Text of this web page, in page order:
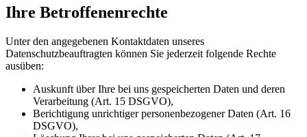
Ihre Betroffenenrechte
Unter den angegebenen Kontaktdaten unseres
Datenschutzbeauftragten können Sie jederzeit folgende Rechte
ausüben:
Auskunft über Ihre bei uns gespeicherten Daten und deren
Verarbeitung (Art. 15 DSGVO),
Berichtigung unrichtiger personenbezogener Daten (Art. 16
DSGVO),